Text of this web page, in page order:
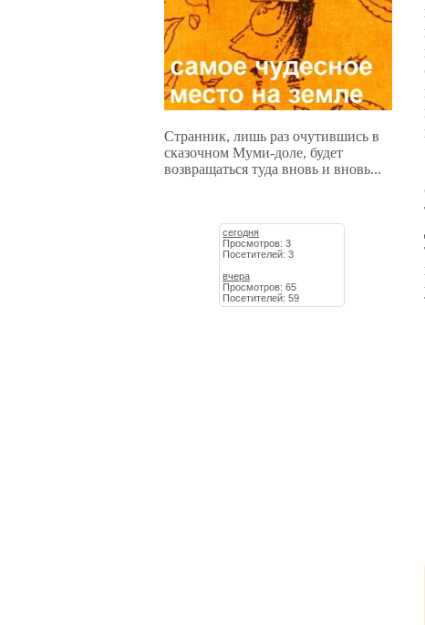
Странник, лишь раз очутившись в
сказочном Муми-доле, будет
возвращаться туда вновь и вновь...
сегодня
Просмотров: 3
Посетителей: 3
вчера
Просмотров: 65
Посетителей: 59